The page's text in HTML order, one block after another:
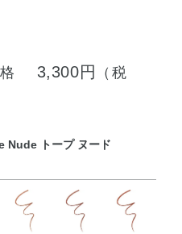
格 3,300円
（税
Nude トープ ヌード